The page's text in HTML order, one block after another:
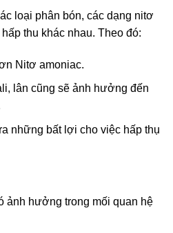
loại phân bón, các dạng nitơ
thu khác nhau. Theo đó:
Nitơ amoniac.
lân cũng sẽ ảnh hưởng đến
những bất lợi cho việc hấp thụ
ảnh hưởng trong mối quan hệ